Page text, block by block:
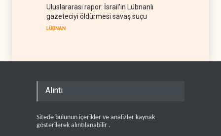
Uluslararası rapor: İsrail'in Lübnanlı
gazeteciyi öldürmesi savaş suçu
LÜBNAN
Alıntı
Sitede bulunun içerikler ve analizler kaynak
gösterilerek alıntılanabilir .